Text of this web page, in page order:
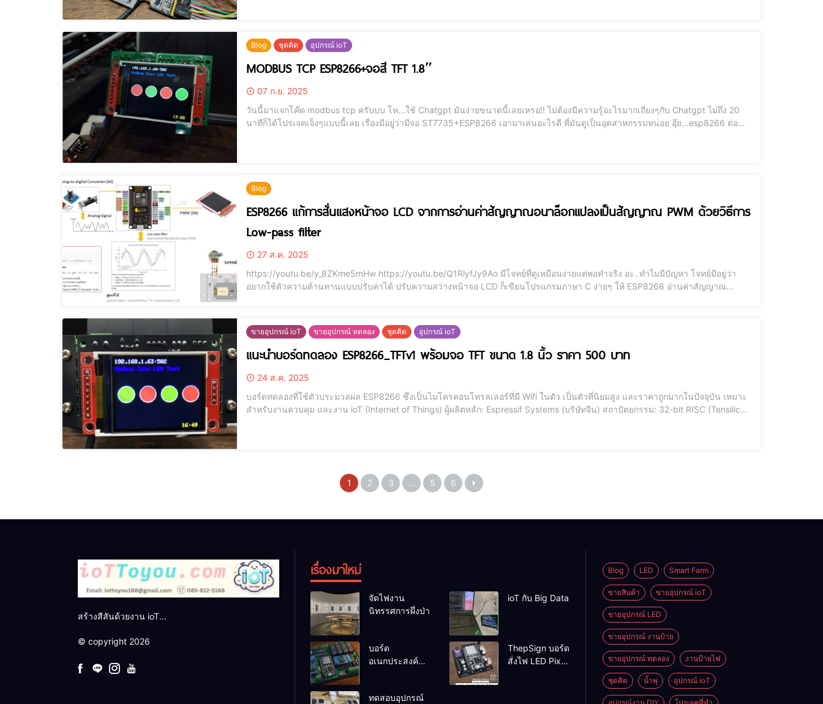
Blog ชุดคิด อุปกรณ์ ioT
MODBUS TCP ESP8266+จอสี TFT 1.8″
07 ก.ย. 2025
วันนี้มาแจกโค๊ด modbus tcp ครับบบ โห...ใช้ Chatgpt มันง่ายขนาดนี้เลยเหรอ!! ไม่ต้องมีความรู้อะไรมากเถียงๆกับ Chatgpt ไม่ถึง 20
นาทีก็ได้โปรเจคเจ็งๆแบบนี้เลย เรื่องมีอยู่ว่ามีจอ ST7735+ESP8266 เอามาเล่นอะไรดี ที่มันดูเป็นอุตสาหกรรมหน่อย อุ๊ย...esp8266 ต่อ
Blog
ESP8266 แก้การสั่นแสงหน้าจอ LCD จากการอ่านค่าสัญญาณอนาล็อกแปลงเป็นสัญญาณ PWM ด้วยวิธีการ
Low-pass filter
27 ส.ค. 2025
https://youtu.be/y_8ZKme5mHw https://youtu.be/Q1RlyfJy9Ao มีโจทย์ที่ดูเหมือนง่ายแต่พอทำจริง อะ..ทำไมมีปัญหา โจทย์มีอยู่ว่า
อยากใช้ตัวความต้านทานแบบปรับค่าได้ ปรับความสว่างหน้าจอ LCD ก็เขียนโปรแกรมภาษา C ง่ายๆ ให้ ESP8266 อ่านค่าสัญญาณ
ขายอุปกรณ์ ioT ขายอุปกรณ์ ทดลอง ชุดคิด อุปกรณ์ ioT
แนะนำบอร์ดทดลอง ESP8266_TFTv1 พร้อมจอ TFT ขนาด 1.8 นิ้ว ราคา 500 บาท
24 ส.ค. 2025
บอร์ดทดลองที่ใช้ตัวประมวลผล ESP8266 ซึ่งเป็นไมโครคอนโทรลเลอร์ที่มี Wifi ในตัว เป็นตัวที่นิยมสูง และราคาถูกมากในปัจจุบัน เหมาะ
สำหรับงานควบคุม และงาน ioT (Internet of Things) ผู้ผลิตหลัก: Espressif Systems (บริษัทจีน) สถาปัตยกรรม: 32-bit RISC (Tensilica
1 2 3 … 5 6
สร้างสีสันด้วยงาน ioT...
© copyright 2026
เรื่องมาใหม่
จัดไฟงาน
นิทรรศการผึ่งป่า
ioT กับ Big Data
บอร์ด
อเนกประสงค์
ThepSign บอร์ด
สั่งไฟ LED Pixel
ทดสอบอุปกรณ์
Blog LED Smart Farm
ขายสินค้า ขายอุปกรณ์ ioT
ขายอุปกรณ์ LED
ขายอุปกรณ์ งานป้าย
ขายอุปกรณ์ ทดลอง งานป้ายไฟ
ชุดคิด น้ำพุ อุปกรณ์ ioT